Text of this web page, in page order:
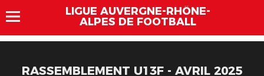
LIGUE AUVERGNE-RHÔNE-
ALPES DE FOOTBALL
RASSEMBLEMENT U13F - AVRIL 2025